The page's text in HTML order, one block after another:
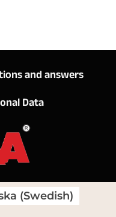
and answers
Data
(Swedish)